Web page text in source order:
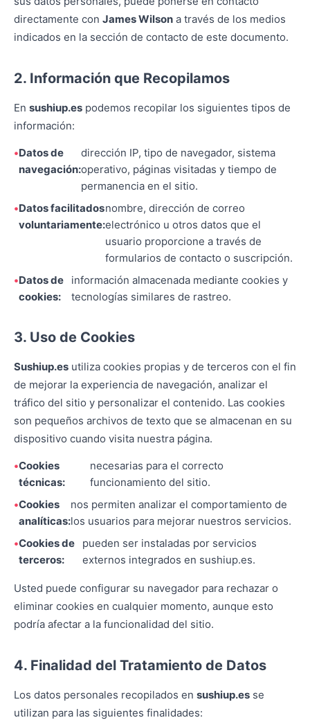
directamente con James Wilson a través de los medios
indicados en la sección de contacto de este documento.
2. Información que Recopilamos
En sushiup.es podemos recopilar los siguientes tipos de
información:
Datos de
navegación:
dirección IP, tipo de navegador, sistema
operativo, páginas visitadas y tiempo de
permanencia en el sitio.
Datos facilitados
voluntariamente:
nombre, dirección de correo
electrónico u otros datos que el
usuario proporcione a través de
formularios de contacto o suscripción.
Datos de
cookies:
información almacenada mediante cookies y
tecnologías similares de rastreo.
3. Uso de Cookies
Sushiup.es utiliza cookies propias y de terceros con el fin
de mejorar la experiencia de navegación, analizar el
tráfico del sitio y personalizar el contenido. Las cookies
son pequeños archivos de texto que se almacenan en su
dispositivo cuando visita nuestra página.
Cookies
técnicas:
necesarias para el correcto
funcionamiento del sitio.
Cookies
analíticas:
nos permiten analizar el comportamiento de
los usuarios para mejorar nuestros servicios.
Cookies de
terceros:
pueden ser instaladas por servicios
externos integrados en sushiup.es.
Usted puede configurar su navegador para rechazar o
eliminar cookies en cualquier momento, aunque esto
podría afectar a la funcionalidad del sitio.
4. Finalidad del Tratamiento de Datos
Los datos personales recopilados en sushiup.es se
utilizan para las siguientes finalidades: